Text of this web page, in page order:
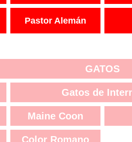
Pastor Alemán
GATOS
Gatos de
Maine Coon
Color Romano